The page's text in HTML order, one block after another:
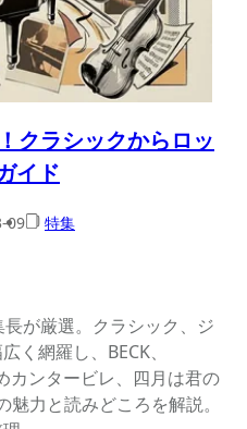
クラシックからロッ
イド
09 特集
が厳選。クラシック、ジ
く網羅し、BECK、
カンタービレ、四月は君の
力と読みどころを解説。